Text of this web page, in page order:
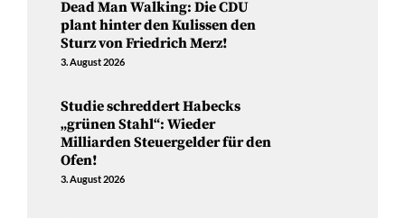
Dead Man Walking: Die CDU
plant hinter den Kulissen den
Sturz von Friedrich Merz!
3. August 2026
Studie schreddert Habecks
„grünen Stahl“: Wieder
Milliarden Steuergelder für den
Ofen!
3. August 2026